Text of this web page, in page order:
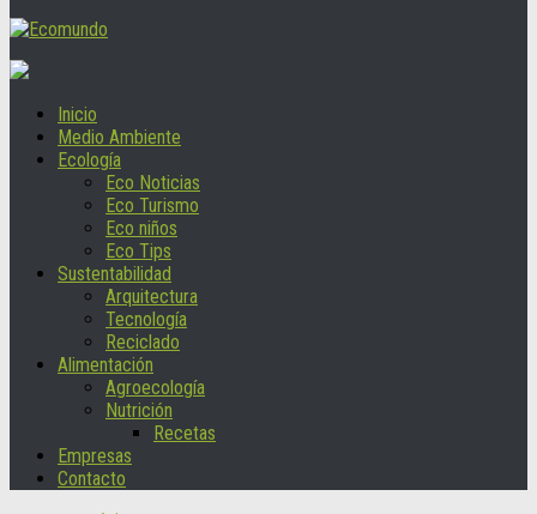
Inicio
Medio Ambiente
Ecología
Eco Noticias
Eco Turismo
Eco niños
Eco Tips
Sustentabilidad
Arquitectura
Tecnología
Reciclado
Alimentación
Agroecología
Nutrición
Recetas
Empresas
Contacto